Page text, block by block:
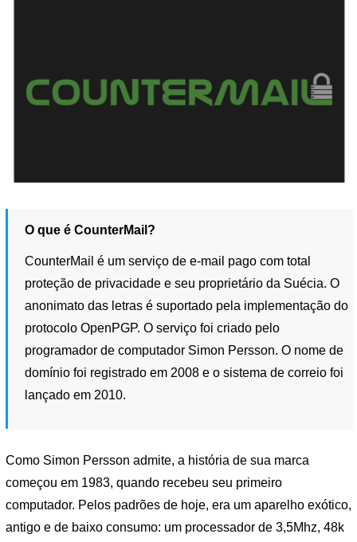
O que é CounterMail?
CounterMail é um serviço de e-mail pago com total
proteção de privacidade e seu proprietário da Suécia. O
anonimato das letras é suportado pela implementação do
protocolo OpenPGP. O serviço foi criado pelo
programador de computador Simon Persson. O nome de
domínio foi registrado em 2008 e o sistema de correio foi
lançado em 2010.
Como Simon Persson admite, a história de sua marca
começou em 1983, quando recebeu seu primeiro
computador. Pelos padrões de hoje, era um aparelho exótico,
antigo e de baixo consumo: um processador de 3,5Mhz, 48k